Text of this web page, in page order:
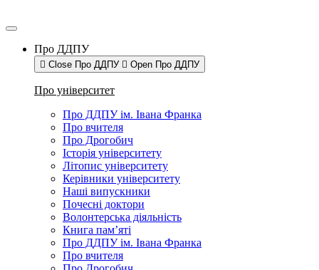
Про ДДПУ
Close Про ДДПУ Open Про ДДПУ
Про університет
Про ДДПУ ім. Івана Франка
Про вчителя
Про Дрогобич
Історія університету
Літопис університету
Керівники університету
Наші випускники
Почесні доктори
Волонтерська діяльність
Книга пам’яті
Про ДДПУ ім. Івана Франка
Про вчителя